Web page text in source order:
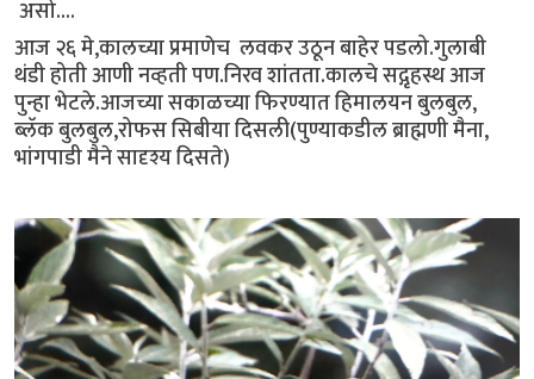
असो....
आज २६ मे,कालच्या प्रमाणेच लवकर उठून बाहेर पडलो.गुलाबी
थंडी होती आणी नव्हती पण.निरव शांतता.कालचे सद्गृहस्थ आज
पुन्हा भेटले.आजच्या सकाळच्या फिरण्यात हिमालयन बुलबुल,
ब्लॅक बुलबुल,रोफस सिबीया दिसली(पुण्याकडील ब्राह्मणी मैना,
भांगपाडी मैने सादृश्य दिसते)